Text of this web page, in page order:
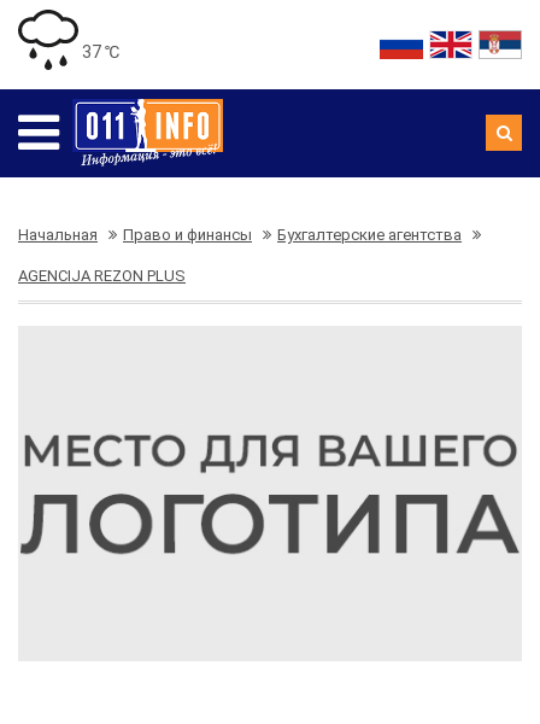
37 ℃
Начальная Право и финансы Бухгалтерские агентства
AGENCIJA REZON PLUS